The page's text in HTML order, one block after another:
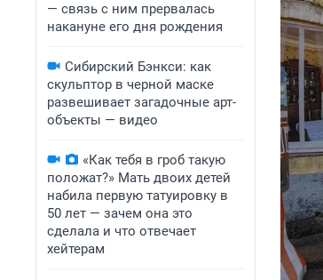
— связь с ним прервалась
накануне его дня рождения
Сибирский Бэнкси: как
скульптор в черной маске
развешивает загадочные арт-
объекты — видео
«Как тебя в гроб такую
положат?» Мать двоих детей
набила первую татуировку в
50 лет — зачем она это
сделала и что отвечает
хейтерам